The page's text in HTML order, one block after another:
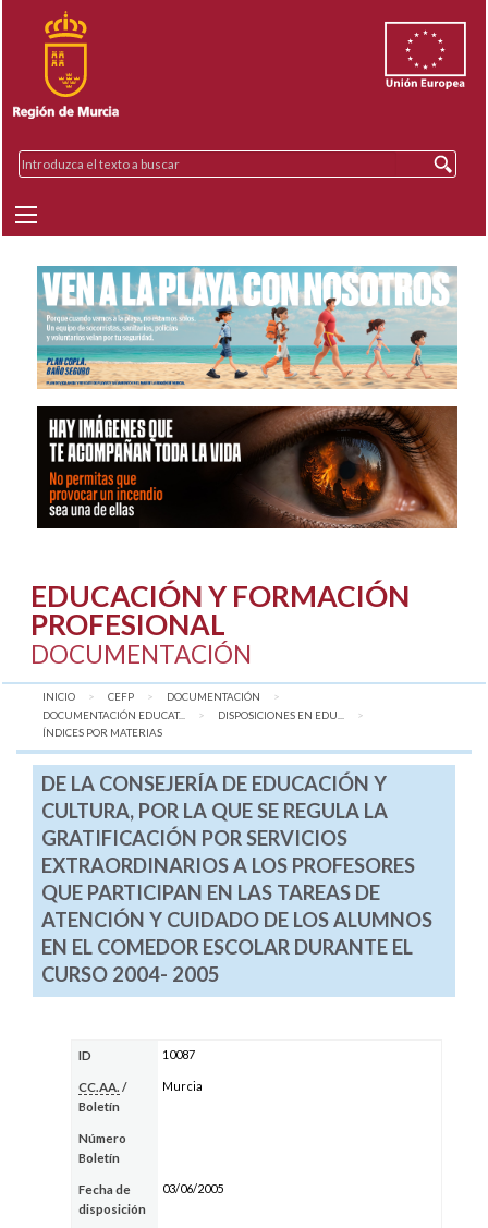
EDUCACIÓN Y FORMACIÓN
PROFESIONAL
DOCUMENTACIÓN
INICIO CEFP
DOCUMENTACIÓN
DOCUMENTACIÓN EDUCAT...
DISPOSICIONES EN EDU...
AQUÍ:
ÍNDICES POR MATERIAS
DE LA CONSEJERÍA DE EDUCACIÓN Y
CULTURA, POR LA QUE SE REGULA LA
GRATIFICACIÓN POR SERVICIOS
EXTRAORDINARIOS A LOS PROFESORES
QUE PARTICIPAN EN LAS TAREAS DE
ATENCIÓN Y CUIDADO DE LOS ALUMNOS
EN EL COMEDOR ESCOLAR DURANTE EL
CURSO 2004- 2005
ID 10087
CC.AA. /
Boletín
Murcia
Número
Boletín
Fecha de
disposición
03/06/2005